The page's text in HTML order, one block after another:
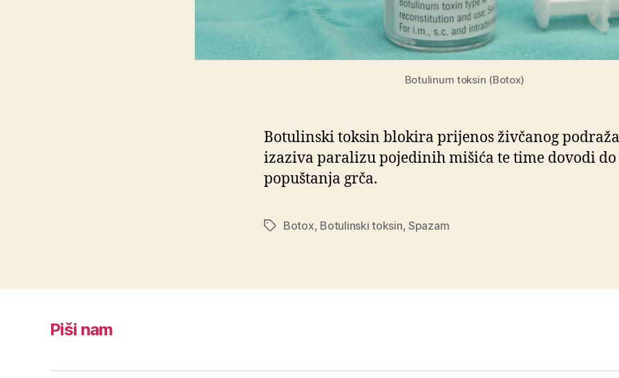
Botulinum toksin (Botox)
Botulinski toksin blokira prijenos živčanog
izaziva paralizu pojedinih mišića te time dovodi do
popuštanja grča.
Oznake
Botox, Botulinski toksin,Spazam
Piši nam